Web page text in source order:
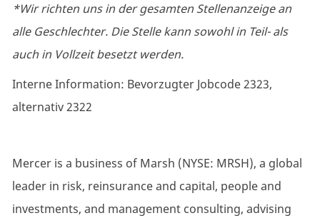
*Wir richten uns in der gesamten Stellenanzeige an
alle Geschlechter. Die Stelle kann sowohl in Teil- als
auch in Vollzeit besetzt werden.
Interne Information: Bevorzugter Jobcode 2323,
alternativ 2322
Mercer is a business of Marsh (NYSE: MRSH), a global
leader in risk, reinsurance and capital, people and
investments, and management consulting, advising